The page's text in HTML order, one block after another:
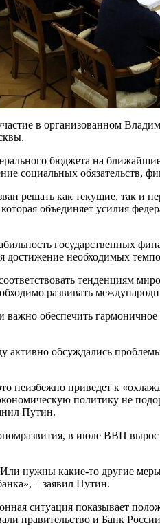
в организованном
бюджета на
социальных обязательств,
решать как текущие, так и
объединяет усилия
государственных
достижение необходимых
тенденциям
развивать
важно обеспечить
обсуждались
неизбежно приведет к
политику не
Путин.
в июле ВВП вырос
нужны какие-то другие
– заявил Путин.
ситуация показывает
правительство и Банк